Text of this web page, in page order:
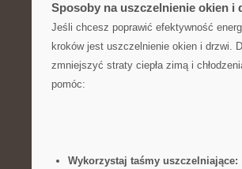
Sposoby na uszczelnienie okien i
Jeśli chcesz poprawić efektywność
kroków jest uszczelnienie okien i drzwi.
zmniejszyć straty ciepła zimą i
pomóc:
Wykorzystaj taśmy uszczelniające: